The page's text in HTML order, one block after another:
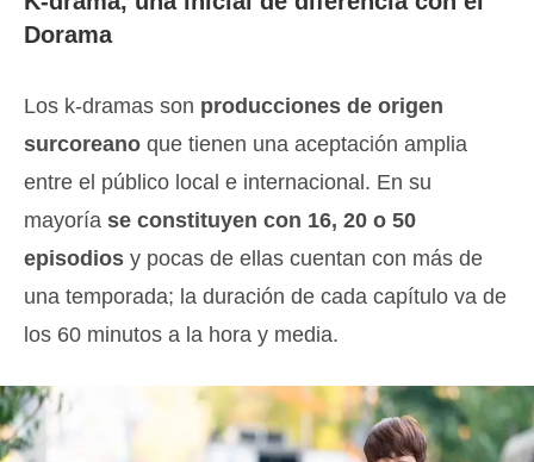
Dorama
Los k-dramas son producciones de origen
surcoreano que tienen una aceptación amplia
entre el público local e internacional. En su
mayoría se constituyen con 16, 20 o 50
episodios y pocas de ellas cuentan con más de
una temporada; la duración de cada capítulo va de
los 60 minutos a la hora y media.